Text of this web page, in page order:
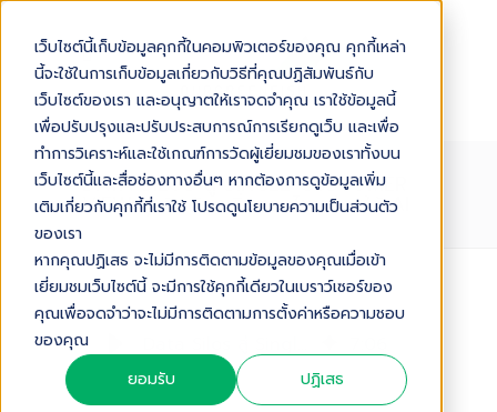
เว็บไซต์นี้เก็บข้อมูลคุกกี้ในคอมพิวเตอร์ของคุณ คุกกี้เหล่า
นี้จะใช้ในการเก็บข้อมูลเกี่ยวกับวิธีที่คุณปฏิสัมพันธ์กับ
เว็บไซต์ของเรา และอนุญาตให้เราจดจำคุณ เราใช้ข้อมูลนี้
เพื่อปรับปรุงและปรับประสบการณ์การเรียกดูเว็บ และเพื่อ
ทำการวิเคราะห์และใช้เกณฑ์การวัดผู้เยี่ยมชมของเราทั้งบน
เว็บไซต์นี้และสื่อช่องทางอื่นๆ หากต้องการดูข้อมูลเพิ่ม
เติมเกี่ยวกับคุกกี้ที่เราใช้ โปรดดูนโยบายความเป็นส่วนตัว
ของเรา
หากคุณปฏิเสธ จะไม่มีการติดตามข้อมูลของคุณเมื่อเข้า
เยี่ยมชมเว็บไซต์นี้ จะมีการใช้คุกกี้เดียวในเบราว์เซอร์ของ
คุณเพื่อจดจำว่าจะไม่มีการติดตามการตั้งค่าหรือความชอบ
ของคุณ
ยอมรับ
ปฏิเสธ
DATA SILOS สู่ SINGLE CUSTOMER
VIEW ธุรกิจต้องเริ่มตรงไหนก่อนใช้ AI
Audio Version